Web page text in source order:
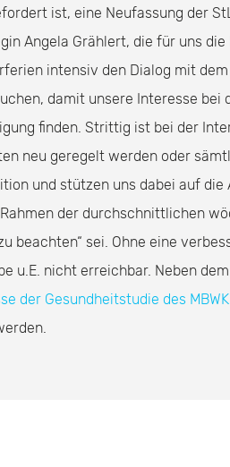
ist, eine Neufassung der
Angela Grählert, die für uns
intensiv den Dialog mit
damit unsere Interesse bei
finden. Strittig ist bei der
neu geregelt werden oder
und stützen uns dabei auf die
der durchschnittlichen
beachten“ sei. Ohne eine
u.E. nicht erreichbar. Neben
der Gesundheitstudie des MBWK